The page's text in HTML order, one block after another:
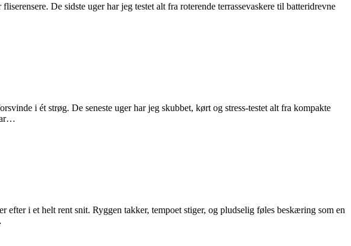
De sidste uger har jeg testet alt fra roterende terrassevaskere til batteridrevne
i ét strøg. De seneste uger har jeg skubbet, kørt og stress-testet alt fra kompakte
i et helt rent snit. Ryggen takker, tempoet stiger, og pludselig føles beskæring som en